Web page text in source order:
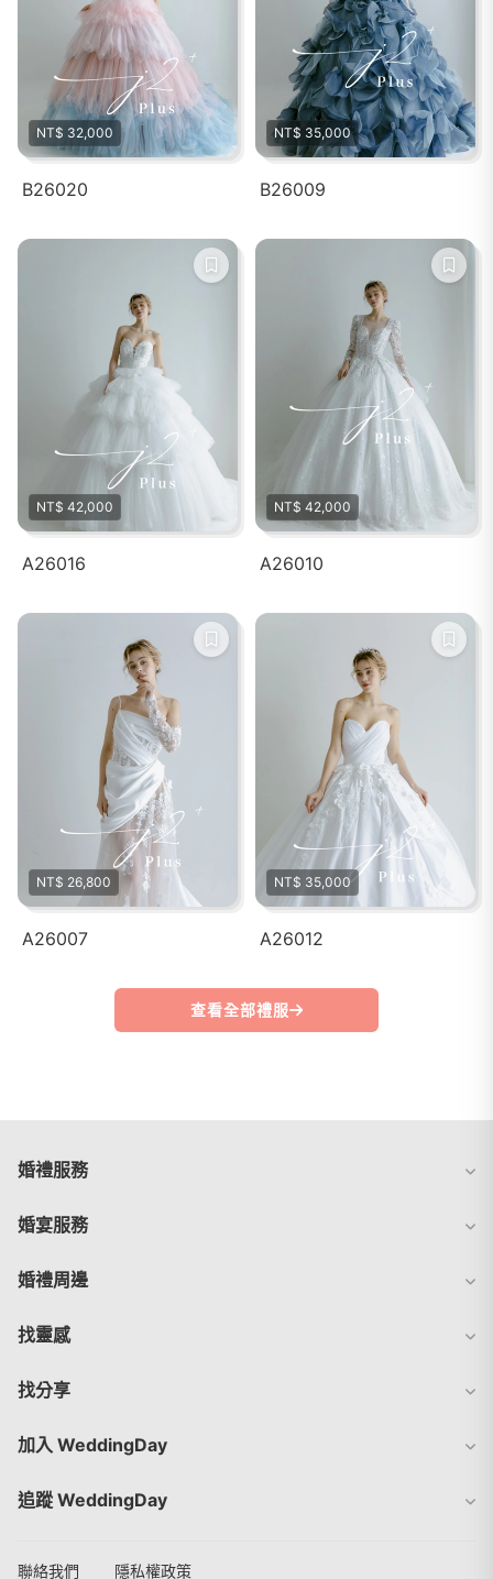
NT$ 32,000
B26020
NT$ 35,000
B26009
NT$ 42,000
A26016
NT$ 42,000
A26010
NT$ 26,800
A26007
NT$ 35,000
A26012
查看全部禮服
婚禮服務
婚宴服務
婚禮周邊
找靈感
找分享
加入 WeddingDay
追蹤 WeddingDay
聯絡我們 隱私權政策